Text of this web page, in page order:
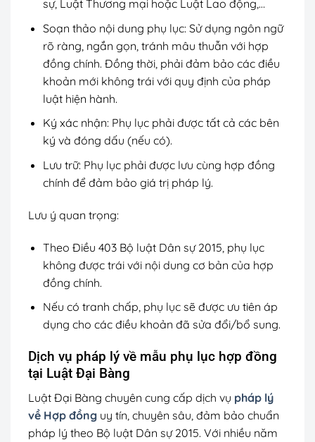
sự, Luật Thương mại hoặc Luật Lao động,…
Soạn thảo nội dung phụ lục: Sử dụng ngôn ngữ
rõ ràng, ngắn gọn, tránh mâu thuẫn với hợp
đồng chính. Đồng thời, phải đảm bảo các điều
khoản mới không trái với quy định của pháp
luật hiện hành.
Ký xác nhận: Phụ lục phải được tất cả các bên
ký và đóng dấu (nếu có).
Lưu trữ: Phụ lục phải được lưu cùng hợp đồng
chính để đảm bảo giá trị pháp lý.
Lưu ý quan trọng:
Theo Điều 403 Bộ luật Dân sự 2015, phụ lục
không được trái với nội dung cơ bản của hợp
đồng chính.
Nếu có tranh chấp, phụ lục sẽ được ưu tiên áp
dụng cho các điều khoản đã sửa đổi/bổ sung.
Dịch vụ pháp lý về mẫu phụ lục hợp đồng
tại Luật Đại Bàng
Luật Đại Bàng chuyên cung cấp dịch vụ pháp lý
về Hợp đồng uy tín, chuyên sâu, đảm bảo chuẩn
pháp lý theo Bộ luật Dân sự 2015. Với nhiều năm